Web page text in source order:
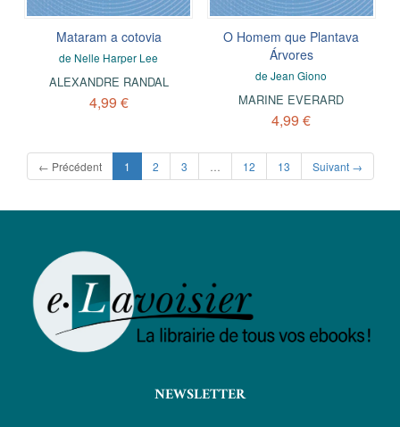
Mataram a cotovia
de Nelle Harper Lee
ALEXANDRE RANDAL
4,99 €
O Homem que Plantava
Árvores
de Jean Giono
MARINE EVERARD
4,99 €
← Précédent 1 (current)
2 3 12 13 Suivant →
NEWSLETTER